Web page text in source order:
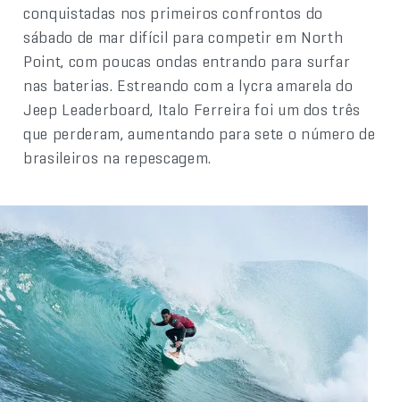
conquistadas nos primeiros confrontos do
sábado de mar difícil para competir em North
Point, com poucas ondas entrando para surfar
nas baterias. Estreando com a lycra amarela do
Jeep Leaderboard, Italo Ferreira foi um dos três
que perderam, aumentando para sete o número de
brasileiros na repescagem.